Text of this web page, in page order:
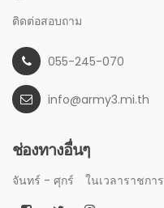
ติดต่อสอบถาม
055-245-070
info@army3.mi.th
ช่องทางอื่นๆ
จันทร์ - ศุกร์ ในเวลาราชการ